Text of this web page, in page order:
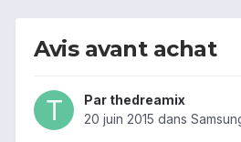
Avis avant achat
Par thedreamix
20 juin 2015 dans